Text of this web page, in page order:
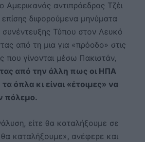
Αμερικανός αντιπρόεδρος Τζέι
επίσης διφορούμενα μηνύματα
συνέντευξης Τύπου στον Λευκό
από τη μια για «πρόοδο» στις
που γίνονται μέσω Πακιστάν,
από την άλλη πως οι ΗΠΑ
όπλα κι είναι «έτοιμες» να
πόλεμο.
είτε θα καταλήξουμε σε
καταλήξουμε», ανέφερε και